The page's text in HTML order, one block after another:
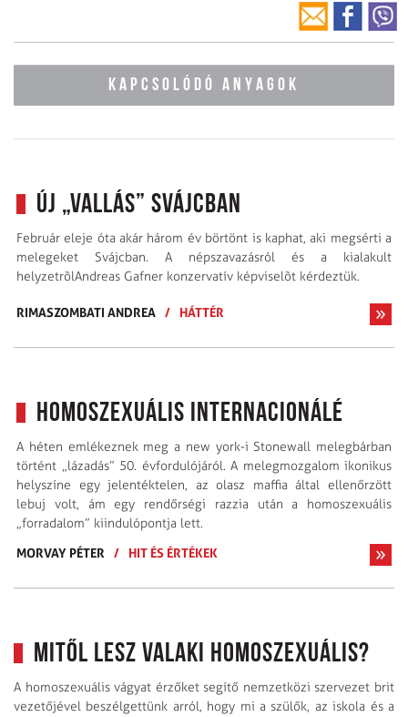
KAPCSOLÓDÓ ANYAGOK
Új „vallás” Svájcban
Február eleje óta akár három év börtönt is kaphat, aki megsérti a
melegeket Svájcban. A népszavazásról és a kialakult
helyzetrõlAndreas Gafner konzervatív képviselõt kérdeztük.
RIMASZOMBATI ANDREA / HÁTTÉR
Homoszexuális Internacionálé
A héten emlékeznek meg a new york-i Stonewall melegbárban
történt „lázadás” 50. évfordulójáról. A melegmozgalom ikonikus
helyszíne egy jelentéktelen, az olasz maffia által ellenőrzött
lebuj volt, ám egy rendőrségi razzia után a homoszexuális
„forradalom” kiindulópontja lett.
MORVAY PÉTER
/ HIT ÉS ÉRTÉKEK
Mitől lesz valaki homoszexuális?
A homoszexuális vágyat érzőket segítő nemzetközi szervezet brit
vezetőjével beszélgettünk arról, hogy mi a szülők, az iskola és a